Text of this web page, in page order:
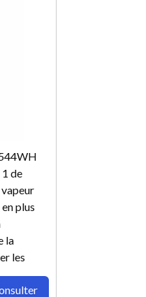
de
plus
la
les